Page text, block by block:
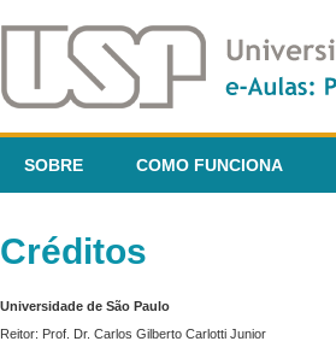
SOBRE COMO FUNCIONA
Créditos
Universidade de São Paulo
Reitor: Prof. Dr. Carlos Gilberto Carlotti Junior